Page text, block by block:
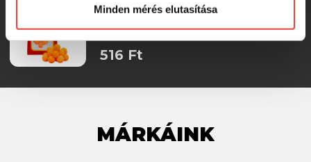
Minden mérés elutasítása
516 Ft
MÁRKÁINK